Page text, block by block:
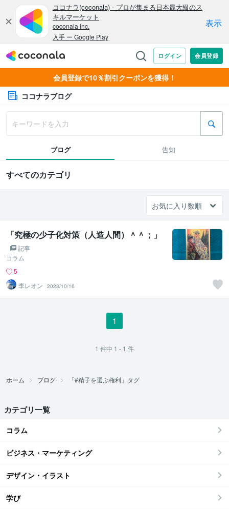
会員登録で10％割引クーポンを獲得！
ココナラブログ
ブログ 告知
すべてのカテゴリ
「究極の少子化対策（人造人間）＾＾；」
記事
コラム
5
李レオン
2023/10/16
1
1 件中 1 - 1 件
ホーム ブログ 「#精子を選ぶ権利」タグ
カテゴリ一覧
コラム
ビジネス・マーケティング
デザイン・イラスト
学び